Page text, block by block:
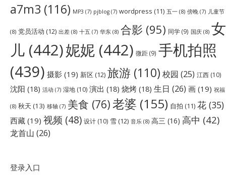
a7m3 (116) MP3 (7) pjblog (7) wordpress (11) 五一 (8) 傍晚 (7) 儿童节
(8) 党员活动 (12) 出差 (8) 十五 (7) 华东 (8) 合影 (95) 同学(9) 国庆 (8) 女
儿 (442)妮妮 (442) 微距(9) 手机拍照
(439) 摄影 (19) 新区 (12) 旅游 (110) 校园 (25) 江西 (10)
沈阳 (18) 活动 (7) 湿地 (10) 演出 (18) 烧烤 (18) 生日 (26) 画 (19) 祝福
(8) 秋天 (13) 移轴 (7) 美食 (76)老婆 (155) 自拍 (11) 花 (35)
西藏 (19) 视频 (48) 设计 (10) 雪 (12) 音乐 (8) 高三 (16) 高中 (42)
龙首山 (26)
登录入口